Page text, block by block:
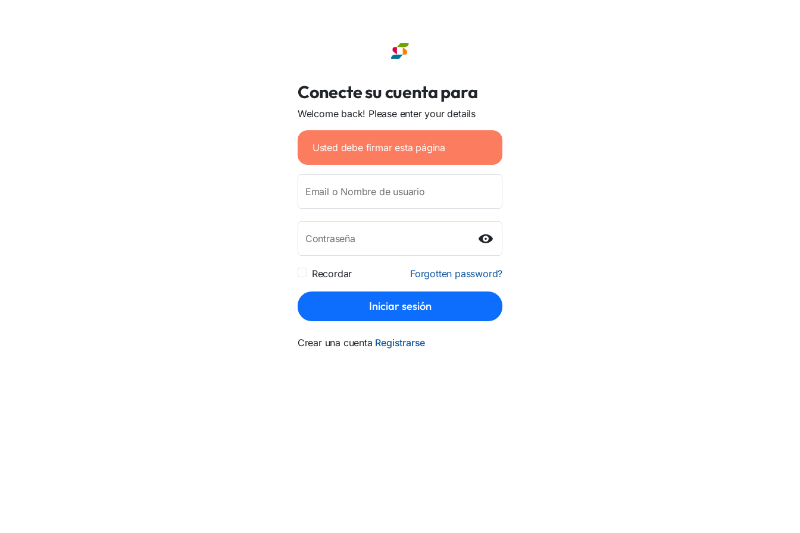
Conecte su cuenta para
Welcome back! Please enter your details
Usted debe firmar esta página
Email o Nombre de usuario
Contraseña
Recordar Forgotten password?
Iniciar sesión
Crear una cuenta Registrarse